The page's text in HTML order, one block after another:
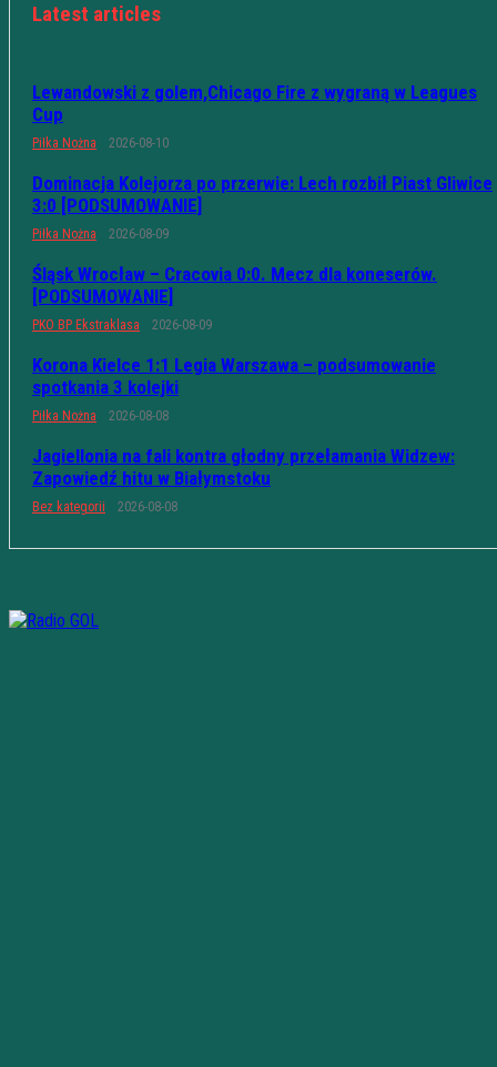
Latest articles
Lewandowski z golem,Chicago Fire z wygraną w Leagues
Cup
Piłka Nożna 2026-08-10
Dominacja Kolejorza po przerwie: Lech rozbił Piast Gliwice
3:0 [PODSUMOWANIE]
Piłka Nożna 2026-08-09
Śląsk Wrocław – Cracovia 0:0. Mecz dla koneserów.
[PODSUMOWANIE]
PKO BP Ekstraklasa 2026-08-09
Korona Kielce 1:1 Legia Warszawa – podsumowanie
spotkania 3 kolejki
Piłka Nożna 2026-08-08
Jagiellonia na fali kontra głodny przełamania Widzew:
Zapowiedź hitu w Białymstoku
Bez kategorii 2026-08-08